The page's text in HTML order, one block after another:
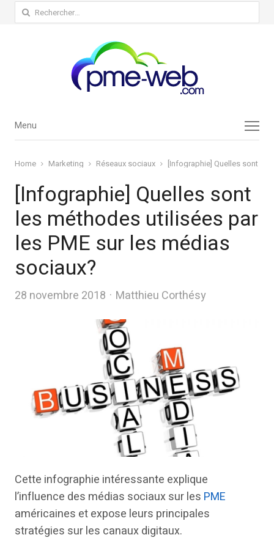
Rechercher :
Menu
Menu
Home Marketing Réseaux sociaux [Infographie] Quelles sont
[Infographie] Quelles sont
les méthodes utilisées par
les PME sur les médias
sociaux?
28 novembre 2018 Author
Matthieu Corthésy
Cette infographie intéressante explique
l’influence des médias sociaux sur les PME
américaines et expose leurs principales
stratégies sur les canaux digitaux.